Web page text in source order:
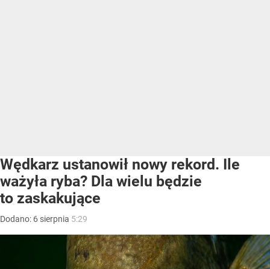
Wędkarz ustanowił nowy rekord. Ile
ważyła ryba? Dla wielu będzie
to zaskakujące
Dodano: 6 sierpnia 5:29